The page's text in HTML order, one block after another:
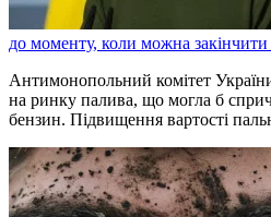
до моменту, коли можна закінчити
Антимонопольний комітет
на ринку палива, що могла б
бензин. Підвищення вартості